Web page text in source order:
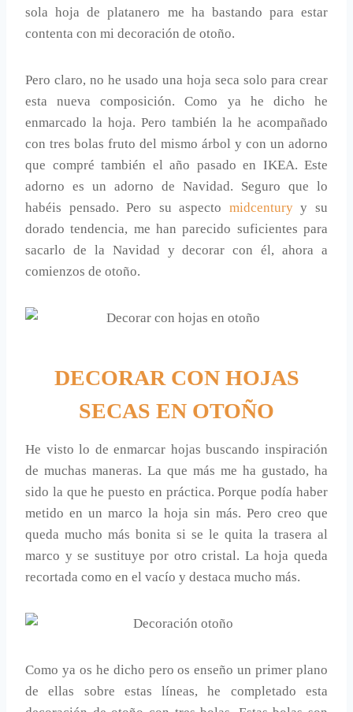
sola hoja de platanero me ha bastando para estar
contenta con mi decoración de otoño.
Pero claro, no he usado una hoja seca solo para crear
esta nueva composición. Como ya he dicho he
enmarcado la hoja. Pero también la he acompañado
con tres bolas fruto del mismo árbol y con un adorno
que compré también el año pasado en IKEA. Este
adorno es un adorno de Navidad. Seguro que lo
habéis pensado. Pero su aspecto midcenturyy su
dorado tendencia, me han parecido suficientes para
sacarlo de la Navidad y decorar con él, ahora a
comienzos de otoño.
DECORAR CON HOJAS
SECAS EN OTOÑO
He visto lo de enmarcar hojas buscando inspiración
de muchas maneras. La que más me ha gustado, ha
sido la que he puesto en práctica. Porque podía haber
metido en un marco la hoja sin más. Pero creo que
queda mucho más bonita si se le quita la trasera al
marco y se sustituye por otro cristal. La hoja queda
recortada como en el vacío y destaca mucho más.
Como ya os he dicho pero os enseño un primer plano
de ellas sobre estas líneas, he completado esta